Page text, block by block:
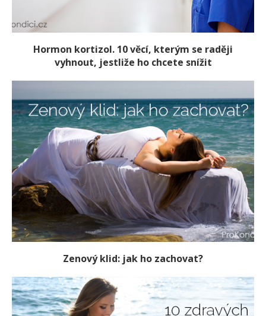
Hormon kortizol. 10 věcí, kterým se raději
vyhnout, jestliže ho chcete snížit
Zenový klid: jak ho zachovat?